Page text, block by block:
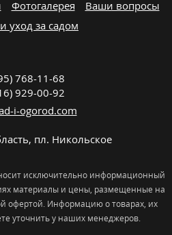
Фотогалерея
Ваши вопросы
уход за садом
768-11-68
929-00-92
i-ogorod.com
, пл. Никольcкое
исключительно информационный
материалы и цены, размещенные на
офертой. Информацию о товарах, их
уточнить у наших менеджеров.